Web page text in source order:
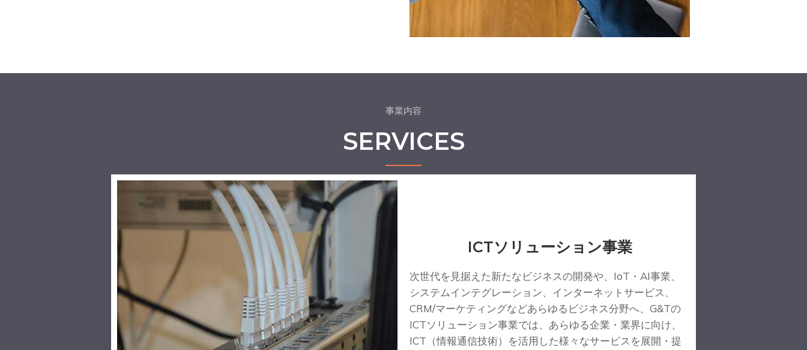
事業内容
SERVICES
ICTソリューション事業
次世代を見据えた新たなビジネスの開発や、IoT・AI事業、
システムインテグレーション、インターネットサービス、
CRM/マーケティングなどあらゆるビジネス分野へ、G&Tの
ICTソリューション事業では、あらゆる企業・業界に向け、
ICT（情報通信技術）を活用した様々なサービスを展開・提